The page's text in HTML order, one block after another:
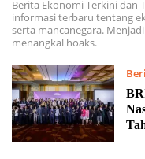
Berita Ekonomi Terkini dan
informasi terbaru tentang
serta mancanegara.
menangkal hoaks.